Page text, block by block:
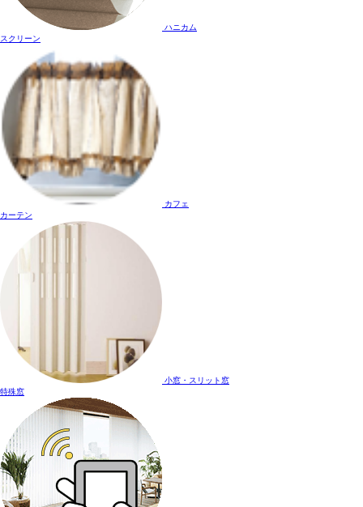
ハニカム
スクリーン
カフェ
カーテン
小窓・スリット窓
特殊窓